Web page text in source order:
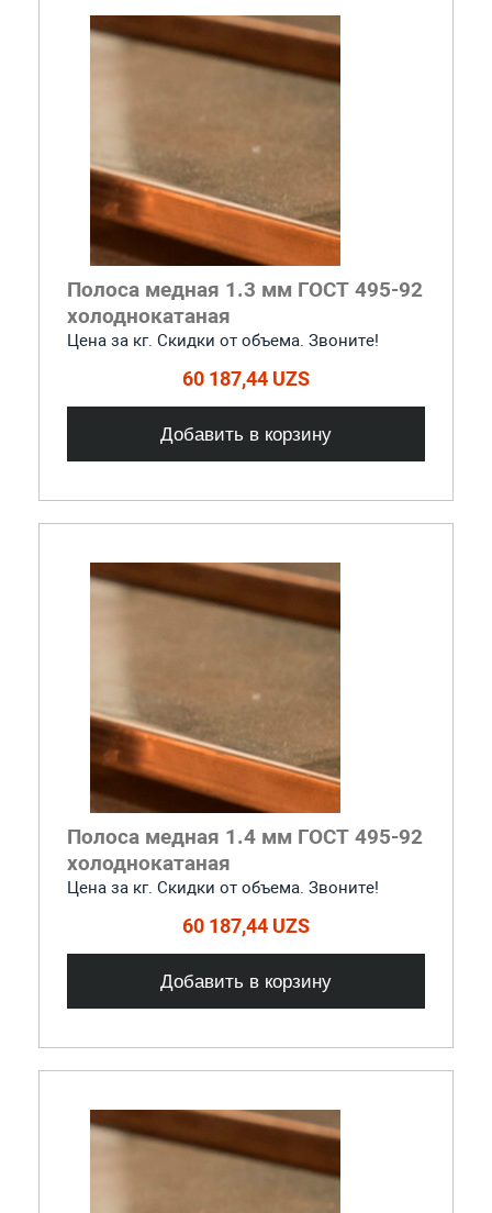
Полоса медная 1.3 мм ГОСТ 495-92
холоднокатаная
Цена за кг. Скидки от объема. Звоните!
60 187,44 UZS
Добавить в корзину
Полоса медная 1.4 мм ГОСТ 495-92
холоднокатаная
Цена за кг. Скидки от объема. Звоните!
60 187,44 UZS
Добавить в корзину